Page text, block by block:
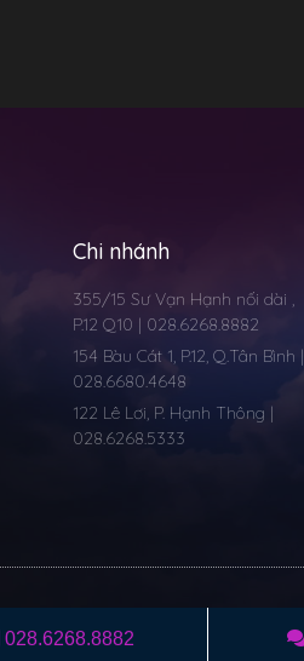
Chi nhánh
355/15 Sư Vạn Hạnh nối dài ,
P.12 Q10 | 028.6268.8882
154 Bàu Cát 1, P.12, Q.Tân Bình |
028.6680.4648
122 Lê Lơi, P. Hạnh Thông |
028.6268.5333
028.6268.8882